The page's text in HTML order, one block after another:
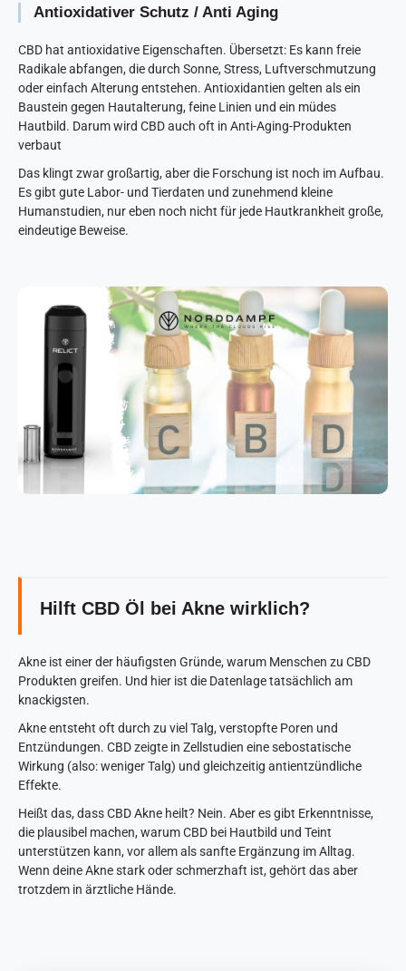
Antioxidativer Schutz / Anti Aging
CBD hat antioxidative Eigenschaften. Übersetzt: Es kann freie
Radikale abfangen, die durch Sonne, Stress, Luftverschmutzung
oder einfach Alterung entstehen. Antioxidantien gelten als ein
Baustein gegen Hautalterung, feine Linien und ein müdes
Hautbild. Darum wird CBD auch oft in Anti-Aging-Produkten
verbaut
Das klingt zwar großartig, aber die Forschung ist noch im Aufbau.
Es gibt gute Labor- und Tierdaten und zunehmend kleine
Humanstudien, nur eben noch nicht für jede Hautkrankheit große,
eindeutige Beweise.
Hilft CBD Öl bei Akne wirklich?
Akne ist einer der häufigsten Gründe, warum Menschen zu CBD
Produkten greifen. Und hier ist die Datenlage tatsächlich am
knackigsten.
Akne entsteht oft durch zu viel Talg, verstopfte Poren und
Entzündungen. CBD zeigte in Zellstudien eine sebostatische
Wirkung (also: weniger Talg) und gleichzeitig antientzündliche
Effekte.
Heißt das, dass CBD Akne heilt? Nein. Aber es gibt Erkenntnisse,
die plausibel machen, warum CBD bei Hautbild und Teint
unterstützen kann, vor allem als sanfte Ergänzung im Alltag.
Wenn deine Akne stark oder schmerzhaft ist, gehört das aber
trotzdem in ärztliche Hände.